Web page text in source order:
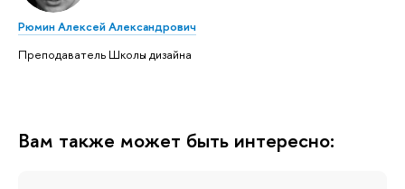
Рюмин Алексей Александрович
Преподаватель Школы дизайна
Вам также может быть интересно: